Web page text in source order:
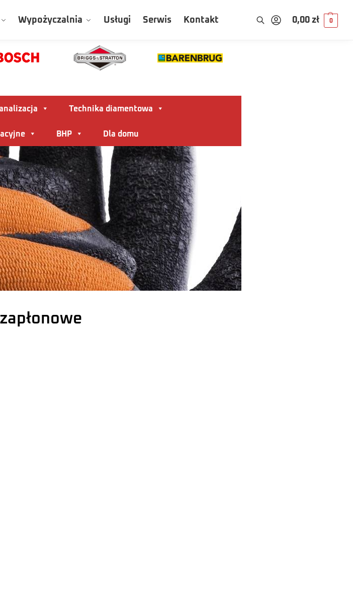
Wypożyczalnia Usługi Serwis Kontakt 0,00 zł 0
Technika diamentowa
BHP Dla domu